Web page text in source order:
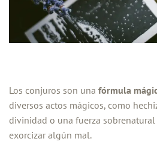
Los conjuros son una fórmula
diversos actos mágicos, como
divinidad o una fuerza
exorcizar algún mal.